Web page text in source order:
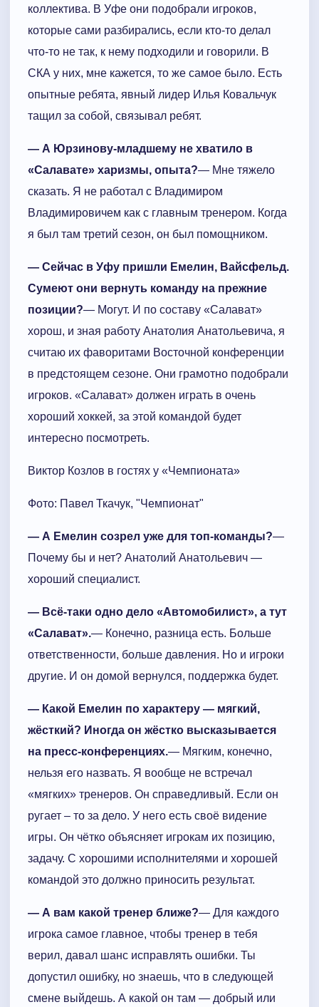
коллектива. В Уфе они подобрали игроков,
которые сами разбирались, если кто-то делал
что-то не так, к нему подходили и говорили. В
СКА у них, мне кажется, то же самое было. Есть
опытные ребята, явный лидер Илья Ковальчук
тащил за собой, связывал ребят.
— А Юрзинову-младшему не хватило в
«Салавате» харизмы, опыта?— Мне тяжело
сказать. Я не работал с Владимиром
Владимировичем как с главным тренером. Когда
я был там третий сезон, он был помощником.
— Сейчас в Уфу пришли Емелин, Вайсфельд.
Сумеют они вернуть команду на прежние
позиции?— Могут. И по составу «Салават»
хорош, и зная работу Анатолия Анатольевича, я
считаю их фаворитами Восточной конференции
в предстоящем сезоне. Они грамотно подобрали
игроков. «Салават» должен играть в очень
хороший хоккей, за этой командой будет
интересно посмотреть.
Виктор Козлов в гостях у «Чемпионата»
Фото: Павел Ткачук, "Чемпионат"
— А Емелин созрел уже для топ-команды?—
Почему бы и нет? Анатолий Анатольевич —
хороший специалист.
— Всё-таки одно дело «Автомобилист», а тут
«Салават».— Конечно, разница есть. Больше
ответственности, больше давления. Но и игроки
другие. И он домой вернулся, поддержка будет.
— Какой Емелин по характеру — мягкий,
жёсткий? Иногда он жёстко высказывается
на пресс-конференциях.— Мягким, конечно,
нельзя его назвать. Я вообще не встречал
«мягких» тренеров. Он справедливый. Если он
ругает – то за дело. У него есть своё видение
игры. Он чётко объясняет игрокам их позицию,
задачу. С хорошими исполнителями и хорошей
командой это должно приносить результат.
— А вам какой тренер ближе?— Для каждого
игрока самое главное, чтобы тренер в тебя
верил, давал шанс исправлять ошибки. Ты
допустил ошибку, но знаешь, что в следующей
смене выйдешь. А какой он там — добрый или